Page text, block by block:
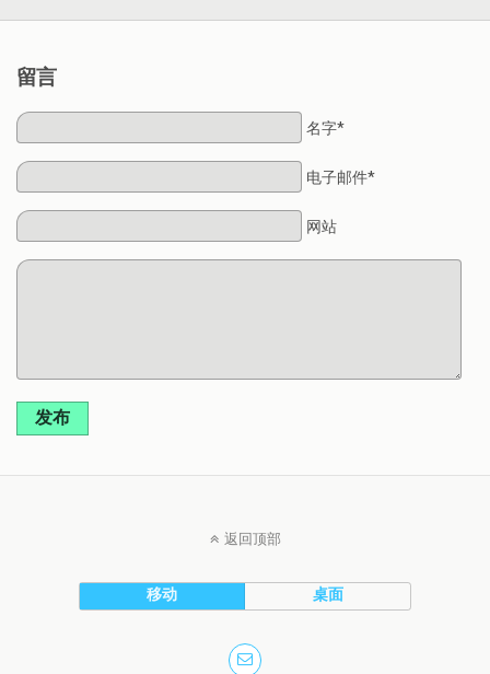
留言
名字*
电子邮件*
网站
发布
返回顶部
移动 桌面